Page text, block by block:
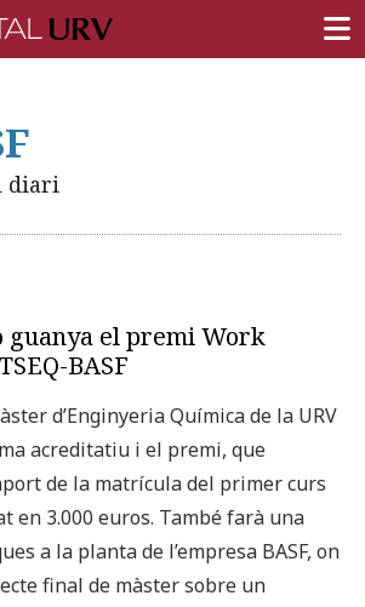
diari
guanya el premi Work
BASF
d’Enginyeria Química de la URV
acreditatiu i el premi, que
de la matrícula del primer curs
en 3.000 euros. També farà una
a la planta de l’empresa BASF, on
final de màster sobre un